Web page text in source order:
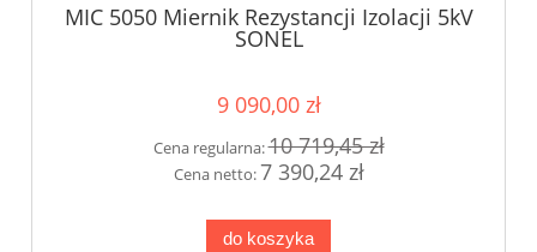
MIC 5050 Miernik Rezystancji Izolacji 5kV
SONEL
9 090,00 zł
Cena regularna:10 719,45 zł
Cena netto:7 390,24 zł
do koszyka